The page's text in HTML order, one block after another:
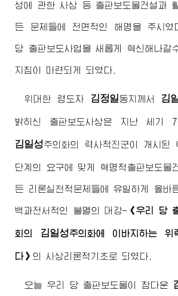
성에 관한 사상 등 출판보도물건설과
든 문제들에 전면적인 해명을 주시였
당 출판보도사업을 새롭게 혁신해나갈
지침이 마련되게 되였다.
위대한 령도자 김정일동지 께서 김
밝히신 출판보도사상은 지난 세기
김일성주의화의 력사적진군이 개시된
단계의 요구에 맞게 혁명적출판보도물
든 리론실천적문제들에 유일하게 옳바
백과전서적인 불멸의 대강- 《우리 당
회의 김일성주의화에 이바지하는 위
다》 의 사상리론적기초로 되였다.
오늘 우리 당 출판보도물이 참다운